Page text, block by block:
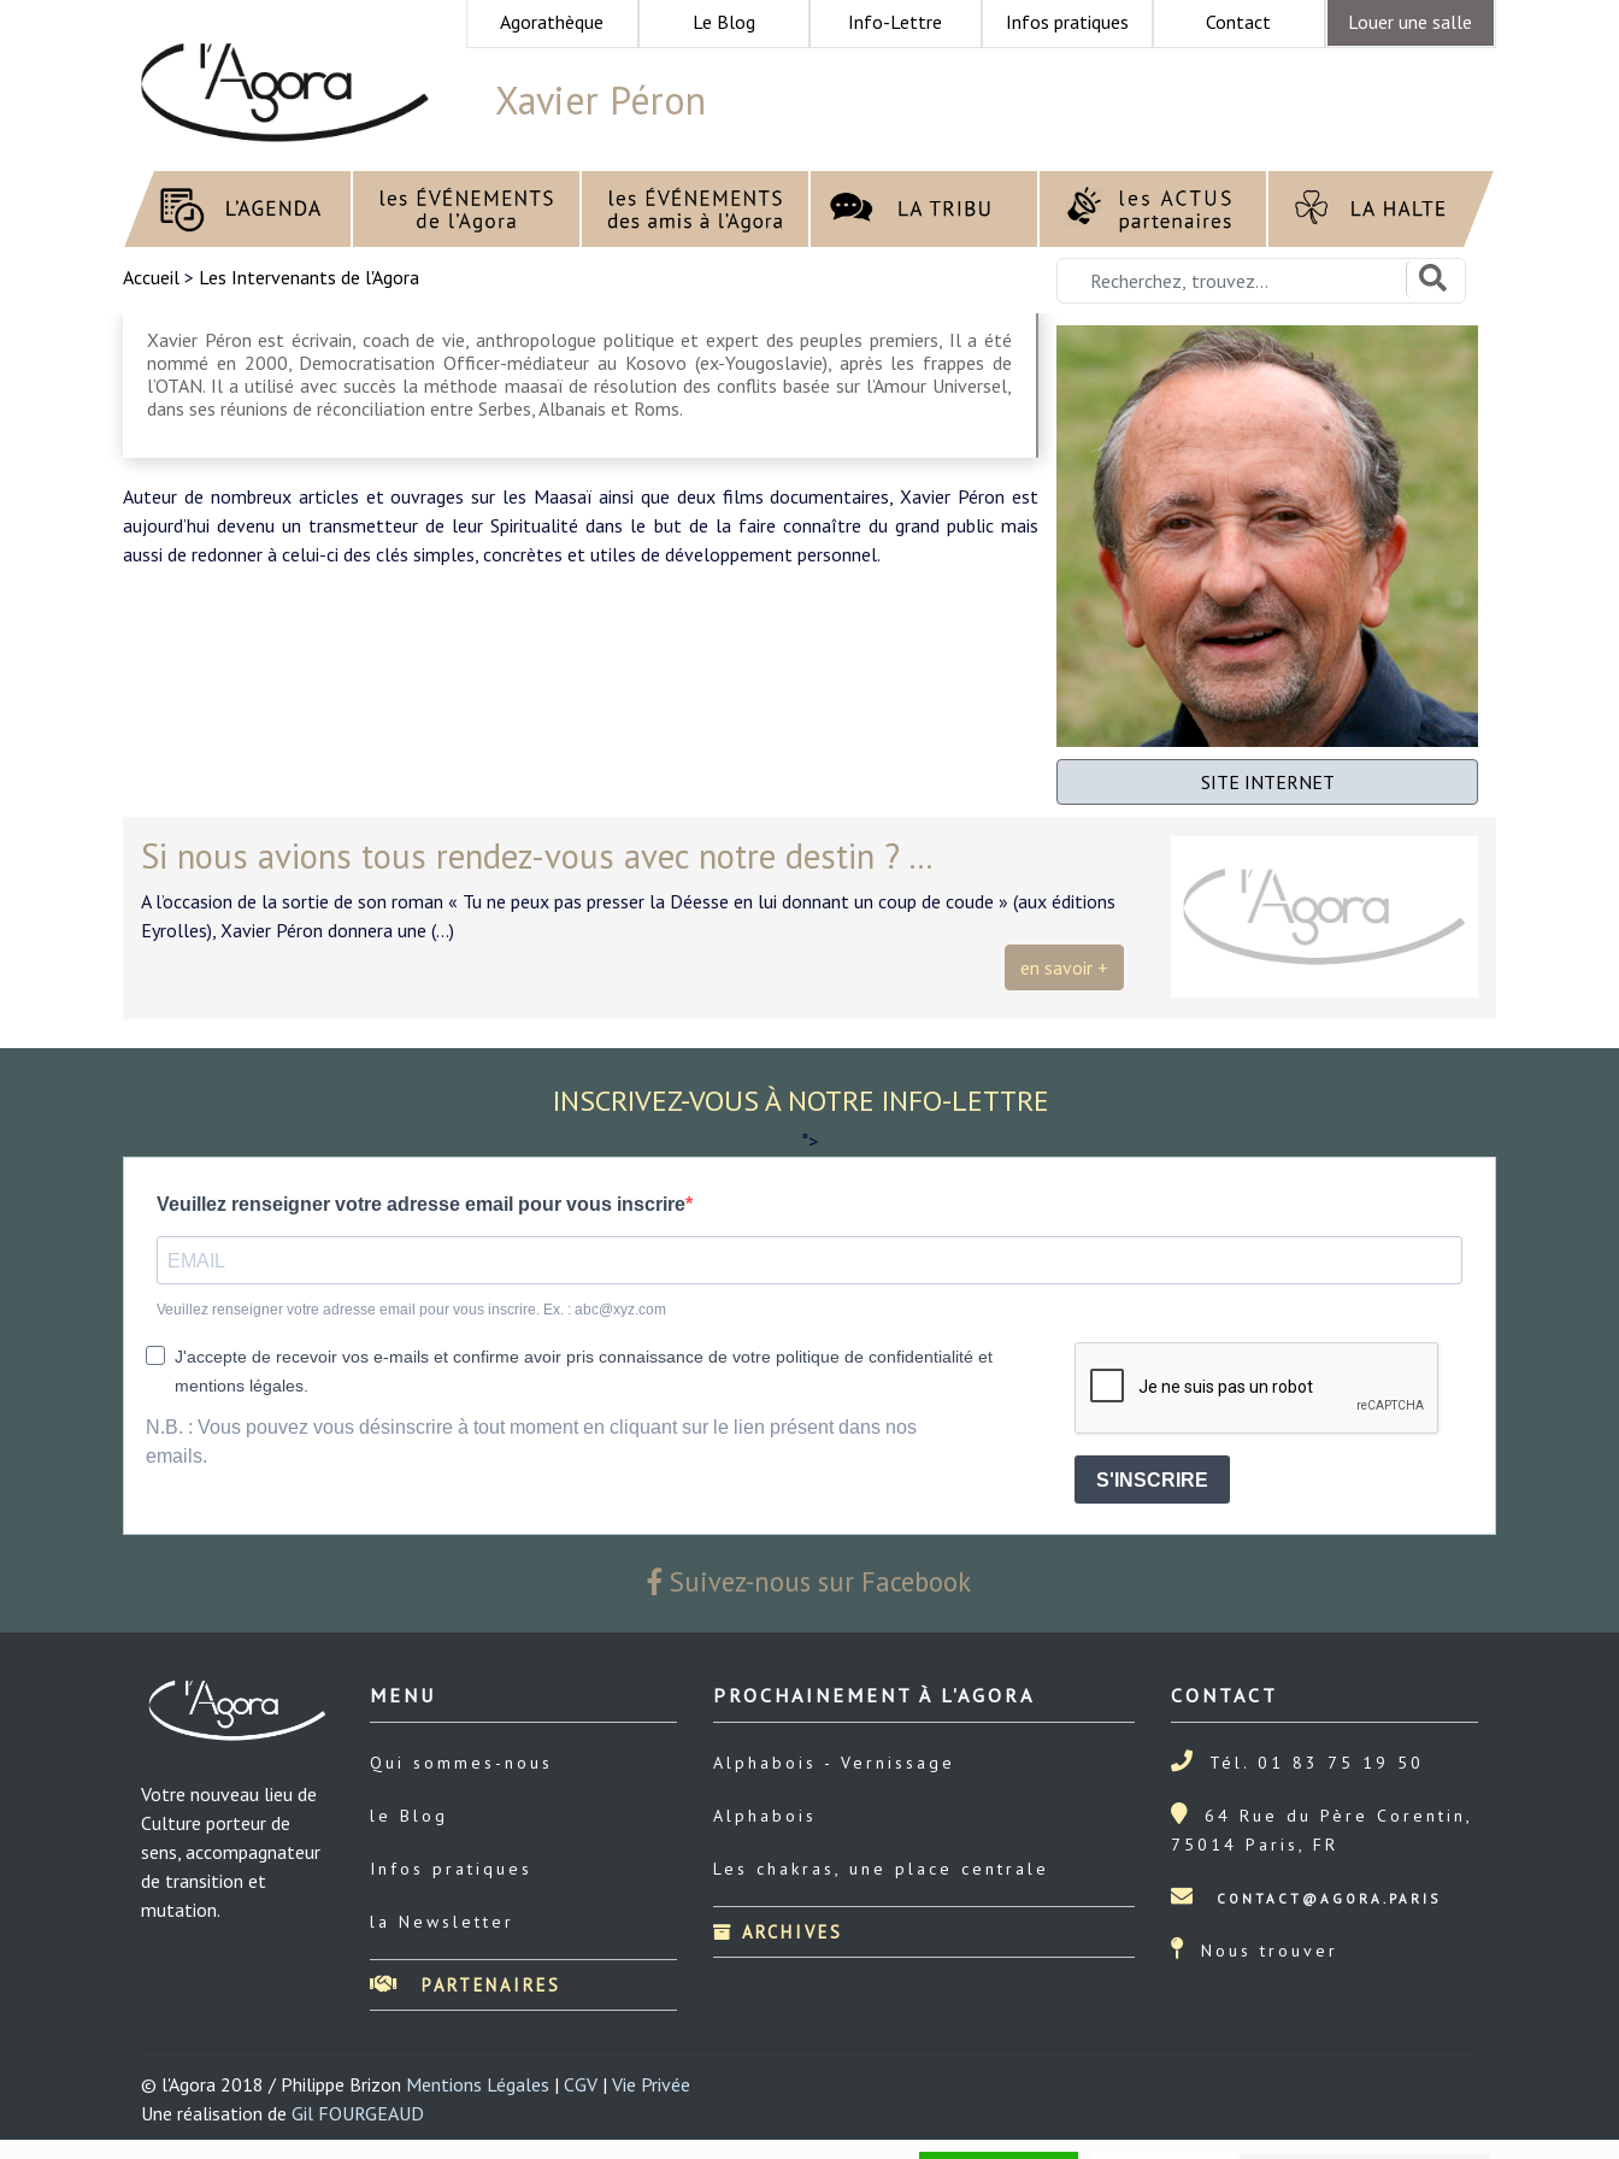
Agorathèque Le Blog Info-Lettre Infos pratiques Contact Louer une salle
Xavier Péron
Accueil > Les Intervenants de l'Agora
Xavier Péron est écrivain, coach de vie, anthropologue politique et expert des peuples premiers, Il a été
nommé en 2000, Democratisation Officer-médiateur au Kosovo (ex-Yougoslavie), après les frappes de
l’OTAN. Il a utilisé avec succès la méthode maasaï de résolution des conflits basée sur l’Amour Universel,
dans ses réunions de réconciliation entre Serbes, Albanais et Roms.
Auteur de nombreux articles et ouvrages sur les Maasaï ainsi que deux films documentaires, Xavier Péron est
aujourd’hui devenu un transmetteur de leur Spiritualité dans le but de la faire connaître du grand public mais
aussi de redonner à celui-ci des clés simples, concrètes et utiles de développement personnel.
SITE INTERNET
Si nous avions tous rendez-vous avec notre destin ? ...
A l’occasion de la sortie de son roman « Tu ne peux pas presser la Déesse en lui donnant un coup de coude » (aux éditions
Eyrolles), Xavier Péron donnera une (…)
en savoir +
INSCRIVEZ-VOUS À NOTRE INFO-LETTRE
">
Veuillez renseigner votre adresse email pour vous inscrire
Veuillez renseigner votre adresse email pour vous inscrire. Ex. : abc@xyz.com
J'accepte de recevoir vos e-mails et confirme avoir pris connaissance de votre politique de confidentialité et
mentions légales.
N.B. : Vous pouvez vous désinscrire à tout moment en cliquant sur le lien présent dans nos
emails.
S'INSCRIRE
Suivez-nous sur Facebook
Votre nouveau lieu de
Culture porteur de
sens, accompagnateur
de transition et
mutation.
MENU
Qui sommes-nous
le Blog
Infos pratiques
la Newsletter
PARTENAIRES
PROCHAINEMENT À L'AGORA
Alphabois - Vernissage
Alphabois
Les chakras, une place centrale
ARCHIVES
CONTACT
Tél. 01 83 75 19 50
64 Rue du Père Corentin,
75014 Paris, FR
Nous trouver
© l'Agora 2018 / Philippe Brizon Mentions Légales | CGV | Vie Privée
Une réalisation de Gil FOURGEAUD